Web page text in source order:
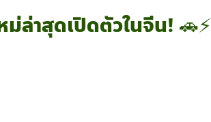
ม่ล่าสุดเปิดตัวในจีน! 🚗⚡️